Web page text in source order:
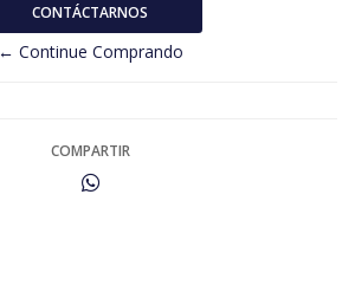
CONTÁCTARNOS
← Continue Comprando
COMPARTIR